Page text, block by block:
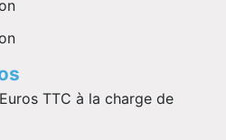
TTC à la charge de